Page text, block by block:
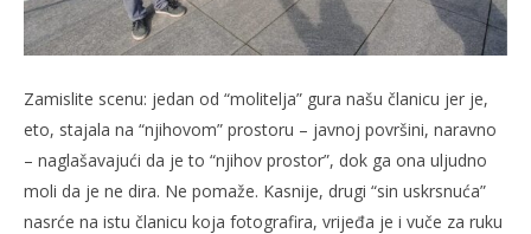
Zamislite scenu: jedan od “molitelja” gura našu članicu jer je,
eto, stajala na “njihovom” prostoru – javnoj površini, naravno
– naglašavajući da je to “njihov prostor”, dok ga ona uljudno
moli da je ne dira. Ne pomaže. Kasnije, drugi “sin uskrsnuća”
nasrće na istu članicu koja fotografira, vrijeđa je i vuče za ruku